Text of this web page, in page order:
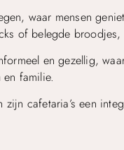
waar mensen
of belegde
en gezellig,
familie.
zijn cafetaria’s een